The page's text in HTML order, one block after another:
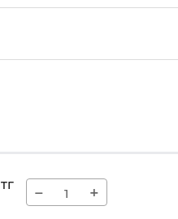
тг − +